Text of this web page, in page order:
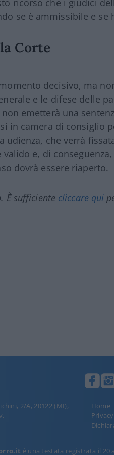
ricorso che i giudici
se è ammissibile e se
Corte
decisivo, ma
e le difese delle
emetterà una
in camera di consiglio
udienza, che verrà
e, di conseguenza,
dovrà essere riaperto.
È sufficiente cliccare qui
2/A, 20122 (MI),
Home
è una testata registrata il 20